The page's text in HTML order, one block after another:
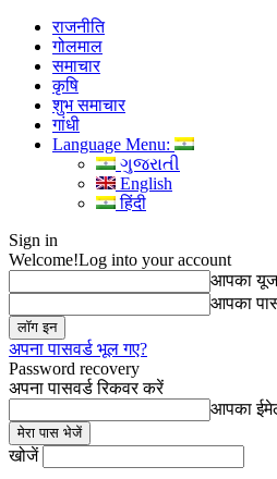
राजनीति
गोलमाल
समाचार
कृषि
शुभ समाचार
गांधी
Language Menu:
ગુજરાતી
English
हिंदी
Sign in
Welcome!Log into your account
आपका
आपका
अपना पासवर्ड भूल गए?
Password recovery
अपना पासवर्ड रिकवर करें
आपका
खोजें